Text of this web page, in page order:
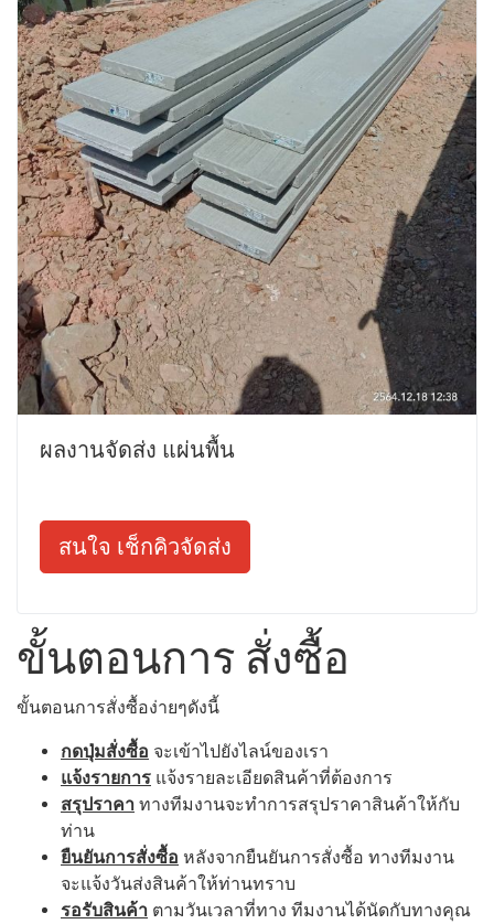
ผลงานจัดส่ง แผ่นพื้น
สนใจ เช็กคิวจัดส่ง
ขั้นตอนการ สั่งซื้อ
ขั้นตอนการสั่งซื้อง่ายๆดังนี้
กดปุ่มสั่งซื้อ จะเข้าไปยังไลน์ของเรา
แจ้งรายการ แจ้งรายละเอียดสินค้าที่ต้องการ
สรุปราคา ทางทีมงานจะทำการสรุปราคาสินค้าให้กับ
ท่าน
ยืนยันการสั่งซื้อ หลังจากยืนยันการสั่งซื้อ ทางทีมงาน
จะแจ้งวันส่งสินค้าให้ท่านทราบ
รอรับสินค้า ตามวันเวลาที่ทาง ทีมงานได้นัดกับทางคุณ